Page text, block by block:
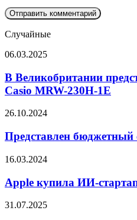
Случайные
В
представлена
серия
часов
MRW-
1E
06.03.2025
В Великобритании
Casio MRW-230H-1E
Представлен
смартфон
Poco
C75
26.10.2024
Представлен бюджетный
Apple
ИИ-
стартап
DarwinAI
16.03.2024
Apple купила ИИ-
Tesla
31.07.2025